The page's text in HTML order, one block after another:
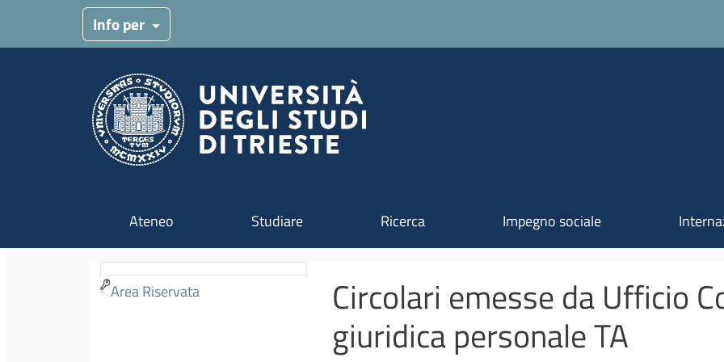
Menu target
Info per
Navigazione principale
Ateneo Studiare Ricerca Impegno sociale
Area Riservata Circolari emesse da Ufficio
giuridica personale TA